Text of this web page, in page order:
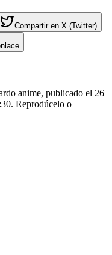
Compartir en X (Twitter)
anime, publicado el 26
Reprodúcelo o